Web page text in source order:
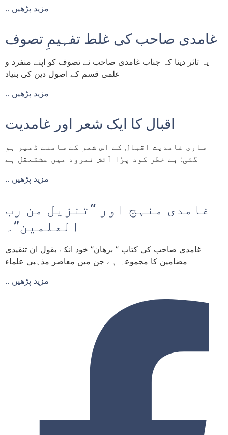
.. مزید پڑھیں
غامدی صاحب کی غلط تفہیمِ تصوف
یہ تاثر دینا کہ جناب غامدی صاحب نے تصوف کو اپنے منفرد و
علمی قسم کے اصول دین کی بنیاد
.. مزید پڑھیں
اقبال کا ایک شعر اور غامدیت
ساری غامدیت اقبال کے اس شعر کے سامنے ڈھیر ہو
گئی: بے خطر کود پڑا آتش نمرود میں عشقعقل ہے
.. مزید پڑھیں
غامدی منہج اور “تنزیل من رب
العلمین”۔
غامدی صاحب کی کتاب ” برھان” خود انکے بقول ان تنقیدی
مضامین کا مجموعہ ہے جن میں معاصر مذہبی علماء
.. مزید پڑھیں